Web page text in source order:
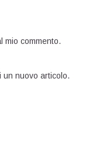
mio commento.
un nuovo articolo.